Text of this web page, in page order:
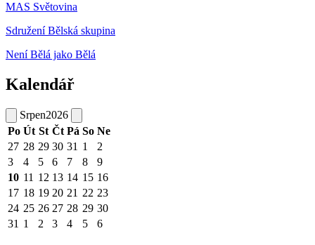
MAS Světovina
Sdružení Bělská skupina
Není Bělá jako Bělá
Kalendář
Srpen2026
Po Út St Čt Pá So Ne
27 28 29 30 31 1
2
3
4 5 6 7 8
9
10 11 12 13 14 15 16
17 18 19 20 21 22 23
24 25 26 27 28 29 30
31 1 2 3 4 5 6